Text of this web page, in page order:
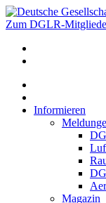
Zum DGLR-
Informieren
Magazin